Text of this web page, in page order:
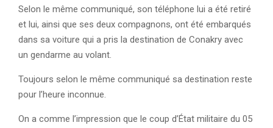
Selon le même communiqué, son téléphone lui a été retiré
et lui, ainsi que ses deux compagnons, ont été embarqués
dans sa voiture qui a pris la destination de Conakry avec
un gendarme au volant.
Toujours selon le même communiqué sa destination reste
pour l’heure inconnue.
On a comme l’impression que le coup d’État militaire du 05